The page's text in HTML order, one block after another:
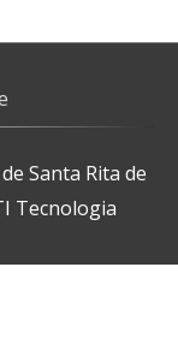
Santa Rita de
Tecnologia